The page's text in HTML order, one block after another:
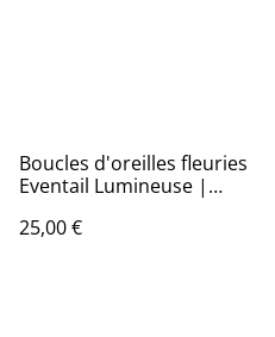
Boucles d'oreilles fleuries
Eventail Lumineuse |
25,00 €